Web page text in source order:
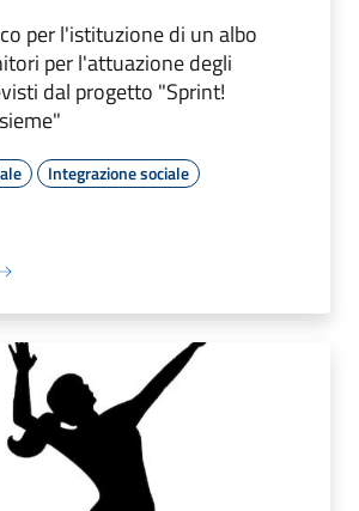
per l'istituzione di un albo
per l'attuazione degli
dal progetto "Sprint!
Integrazione sociale